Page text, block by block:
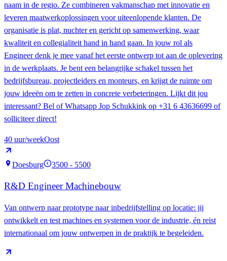
naam in de regio. Ze combineren vakmanschap met innovatie en
leveren maatwerkoplossingen voor uiteenlopende klanten. De
organisatie is plat, nuchter en gericht op samenwerking, waar
kwaliteit en collegialiteit hand in hand gaan. In jouw rol als
Engineer denk je mee vanaf het eerste ontwerp tot aan de oplevering
in de werkplaats. Je bent een belangrijke schakel tussen het
bedrijfsbureau, projectleiders en monteurs, en krijgt de ruimte om
jouw ideeën om te zetten in concrete verbeteringen. Lijkt dit jou
interessant? Bel of Whatsapp Jop Schukkink op +31 6 43636699 of
solliciteer direct!
40 uur/weekOost
Doesburg € 3500 - 5500
R&D Engineer Machinebouw
Van ontwerp naar prototype naar inbedrijfstelling op locatie: jij
ontwikkelt en test machines en systemen voor de industrie, én reist
internationaal om jouw ontwerpen in de praktijk te begeleiden.